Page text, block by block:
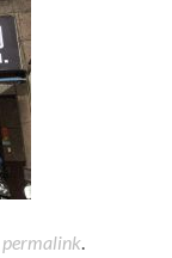
permalink.